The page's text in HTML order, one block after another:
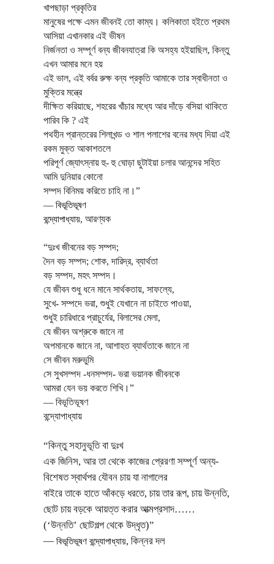
খাপছাড়া প্রকৃতির
মানুষের পক্ষে এমন জীবনই তো কাম্য। কলিকাতা হইতে প্রথম
আসিয়া এখানকার এই ভীষন
নির্জনতা ও সম্পূর্ণ বন্য জীবনযাত্রা কি অসহ্য হইয়াছিল, কিন্তু
এখন আমার মনে হয়
এই ভাল, এই বর্বর রুক্ষ বন্য প্রকৃতি আমাকে তার স্বাধীনতা ও
মুক্তির মন্ত্রে
দীক্ষিত করিয়াছে, শহরের খাঁচার মধ্যে আর দাঁড়ে বসিয়া থাকিতে
পারিব কি ? এই
পথহীন প্রান্তরের শিলাখন্ড ও শাল পলাশের বনের মধ্য দিয়া এই
রকম মুক্ত আকাশতলে
পরিপূর্ণ জ্যোৎস্নায় হু- হু ঘোড়া ছুটাইয়া চলার আনন্দের সহিত
আমি দুনিয়ার কোনো
সম্পদ বিনিময় করিতে চাহি না।”
― বিভূতিভূষণ
বন্দ্যোপাধ্যায়, আরণ্যক
“দুঃখ জীবনের বড় সম্পদ;
দৈন বড় সম্পদ; শোক, দারিদ্র, ব্যার্থতা
বড় সম্পদ, মহৎ সম্পদ।
যে জীবন শুধু ধনে মানে সার্থকতায়, সাফল্যে,
সুখে- সম্পদে ভরা, শুধুই যেখানে না চাইতে পাওয়া,
শুধুই চারিধারে প্রাচুর্যের, বিলাসের মেলা,
যে জীবন অশ্রুকে জানে না
অপমানকে জানে না, আশাহত ব্যার্থতাকে জানে না
সে জীবন মরুভুমি
সে সুখসম্পদ -ধনসম্পদ- ভরা ভয়ানক জীবনকে
আমরা যেন ভয় করতে শিখি।”
―বিভূতিভূষণ
বন্দ্যোপাধ্যায়
“কিন্তু সহানুভূতি বা দুঃখ
এক জিনিস, আর তা থেকে কাজের প্রেরণা সম্পূর্ণ অন্য-
বিশেষত স্বার্থপর যৌবন চায় যা নাগালের
বাইরে তাকে হাতে আঁকড়ে ধরতে, চায় তার রূপ, চায় উন্নতি,
ছোট চায় বড়কে আয়ত্ত করার আত্মপ্রসাদ……
(‘উন্নতি’ ছোটগল্প থেকে উদ্ধৃত)”
― বিভূতিভূষণ বন্দ্যোপাধ্যায়, কিন্নর দল